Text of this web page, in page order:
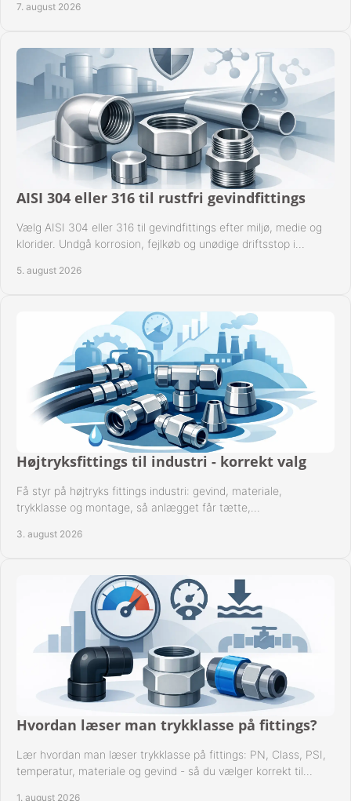
7. august 2026
AISI 304 eller 316 til rustfri gevindfittings
Vælg AISI 304 eller 316 til gevindfittings efter miljø, medie og
klorider. Undgå korrosion, fejlkøb og unødige driftsstop i
5. august 2026
Højtryksfittings til industri - korrekt valg
Få styr på højtryks fittings industri: gevind, materiale,
trykklasse og montage, så anlægget får tætte,
3. august 2026
Hvordan læser man trykklasse på fittings?
Lær hvordan man læser trykklasse på fittings: PN, Class, PSI,
temperatur, materiale og gevind - så du vælger korrekt til
1. august 2026